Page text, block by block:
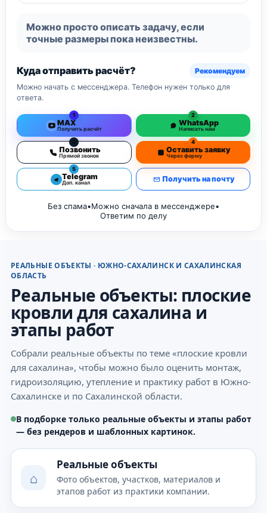
Можно просто описать задачу, если
точные размеры пока неизвестны.
Куда отправить расчёт?
Рекомендуем
Можно начать с мессенджера. Телефон нужен только для
ответа.
1
MAX
Получить расчёт
2
WhatsApp
Написать нам
3
Позвонить
Прямой звонок
4
Оставить заявку
Через форму
5
Telegram
Доп. канал Получить на почту
Без спама•Можно сначала в мессенджере•
Ответим по делу
РЕАЛЬНЫЕ ОБЪЕКТЫ · ЮЖНО-САХАЛИНСК И САХАЛИНСКАЯ
ОБЛАСТЬ
Реальные объекты: плоские
кровли для сахалина и
этапы работ
Собрали реальные объекты по теме «плоские кровли
для сахалина», чтобы можно было оценить монтаж,
гидроизоляцию, утепление и практику работ в Южно-
Сахалинске и по Сахалинской области.
В подборке только реальные объекты и этапы работ
— без рендеров и шаблонных картинок.
⌂
Реальные объекты
Фото объектов, участков, материалов и
этапов работ из практики компании.